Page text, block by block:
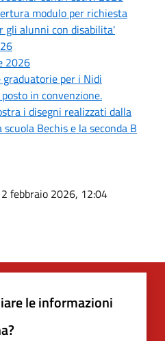
modulo per richiesta
gli alunni con disabilita'
2026
per i Nidi
in convenzione.
i disegni realizzati dalla
Bechis e la seconda B
febbraio 2026, 12:04
le informazioni